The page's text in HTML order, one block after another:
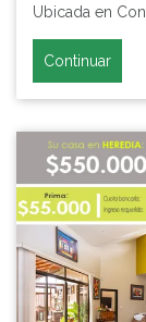
Ubicada en
Continuar